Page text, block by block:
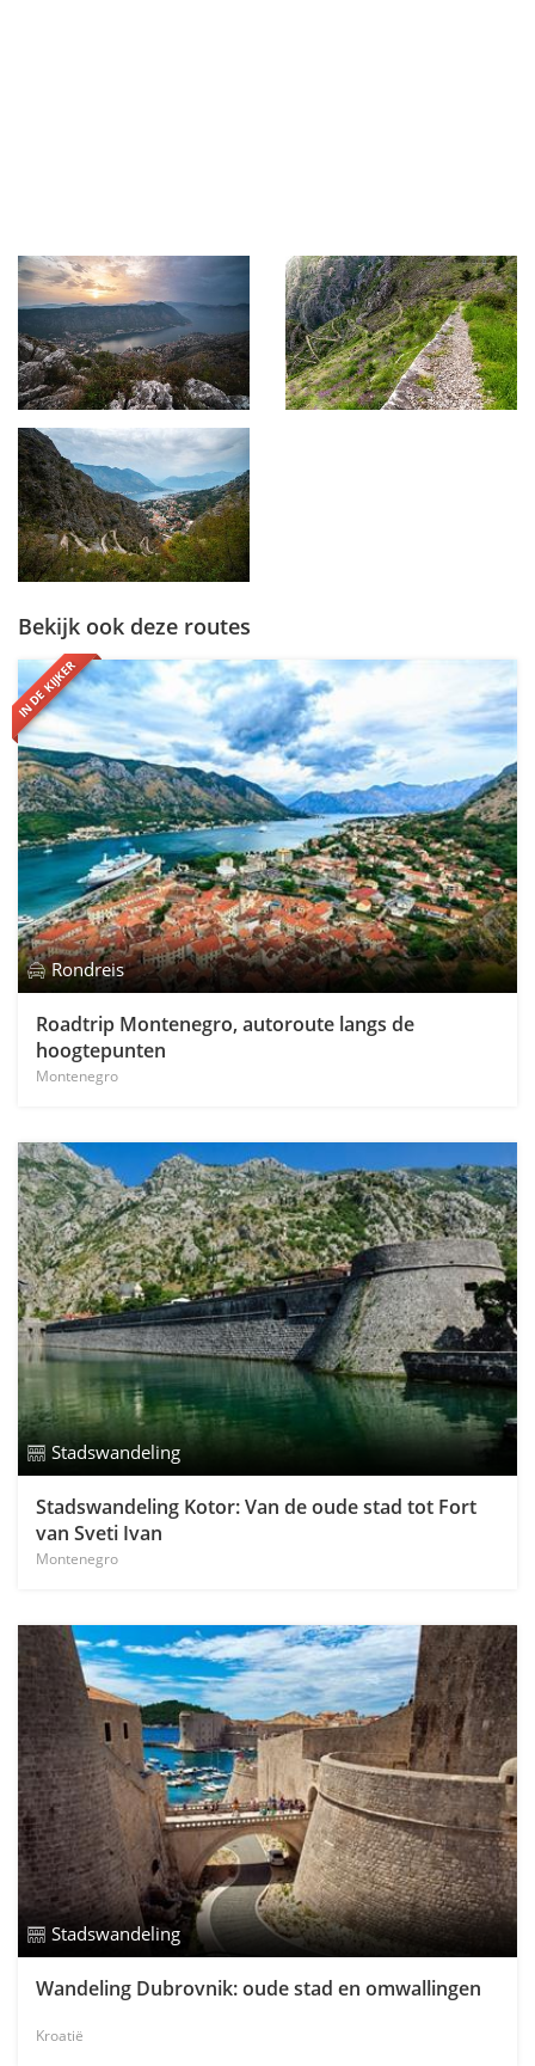
Bekijk ook deze routes
IN DE KIJKER
Rondreis
Roadtrip Montenegro, autoroute langs de
hoogtepunten
Montenegro
Stadswandeling
Stadswandeling Kotor: Van de oude stad tot Fort
van Sveti Ivan
Montenegro
Stadswandeling
Wandeling Dubrovnik: oude stad en omwallingen
Kroatië